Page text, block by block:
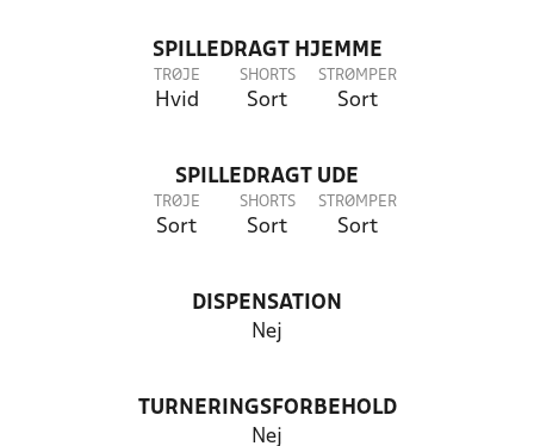
SPILLEDRAGT HJEMME
TRØJE
Hvid
SHORTS
Sort
STRØMPER
Sort
SPILLEDRAGT UDE
TRØJE
Sort
SHORTS
Sort
STRØMPER
Sort
DISPENSATION
Nej
TURNERINGSFORBEHOLD
Nej